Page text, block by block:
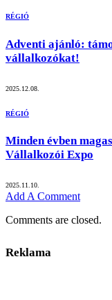
RÉGIÓ
Adventi ajánló:
vállalkozókat!
2025.12.08.
RÉGIÓ
Minden évben
Vállalkozói Expo
2025.11.10.
Add A Comment
Comments are closed.
Reklama